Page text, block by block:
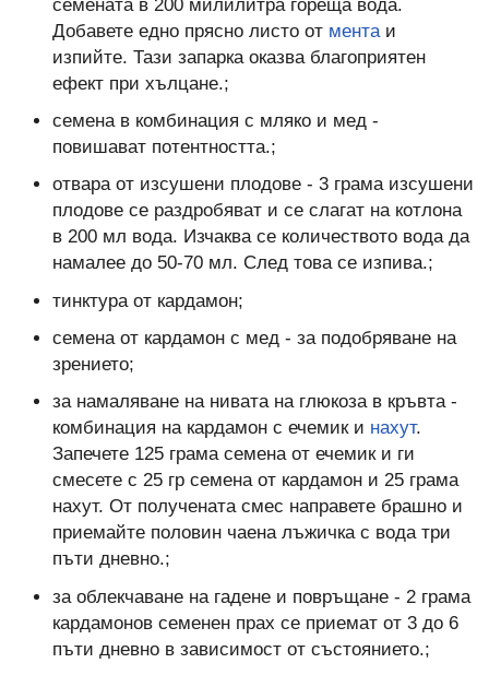
семената в 200 милилитра гореща вода.
Добавете едно прясно листо от ментаи
изпийте. Тази запарка оказва благоприятен
ефект при хълцане.;
семена в комбинация с мляко и мед -
повишават потентността.;
отвара от изсушени плодове - 3 грама изсушени
плодове се раздробяват и се слагат на котлона
в 200 мл вода. Изчаква се количеството вода да
намалее до 50-70 мл. След това се изпива.;
тинктура от кардамон;
семена от кардамон с мед - за подобряване на
зрението;
за намаляване на нивата на глюкоза в кръвта -
комбинация на кардамон с ечемик и нахут.
Запечете 125 грама семена от ечемик и ги
смесете с 25 гр семена от кардамон и 25 грама
нахут. От получената смес направете брашно и
приемайте половин чаена лъжичка с вода три
пъти дневно.;
за облекчаване на гадене и повръщане - 2 грама
кардамонов семенен прах се приемат от 3 до 6
пъти дневно в зависимост от състоянието.;